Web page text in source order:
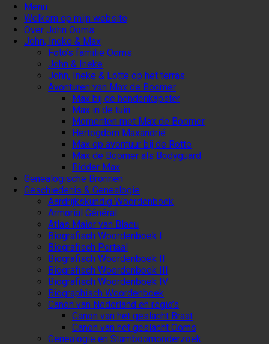
Menu
Welkom op mijn website
Over John Ooms
John, Ineke & Max
Foto’s familie Ooms
John & Ineke
John, Ineke & Lotte op het terras.
Avonturen van Max de Boomer
Max bij de hondenkapster
Max in de tuin
Momenten met Max de Boomer
Hertogdom Maxandrië
Max op avontuur bij de Rotte
Max de Boomer als Bodyguard
Ridder Max
Genealogische Bronnen
Geschiedenis & Genealogie
Aardrijkskundig Woordenboek
Armorial Général
Atlas Maior van Blaeu
Biografisch Woordenboek I
Biografisch Portaal
Biografisch Woordenboek II
Biografisch Woordenboek III
Biografisch Woordenboek IV
Biographisch Woordenboek
Canon van Nederland en regio’s
Canon van het geslacht Braat
Canon van het geslacht Ooms
Genealogie en Stamboomonderzoek